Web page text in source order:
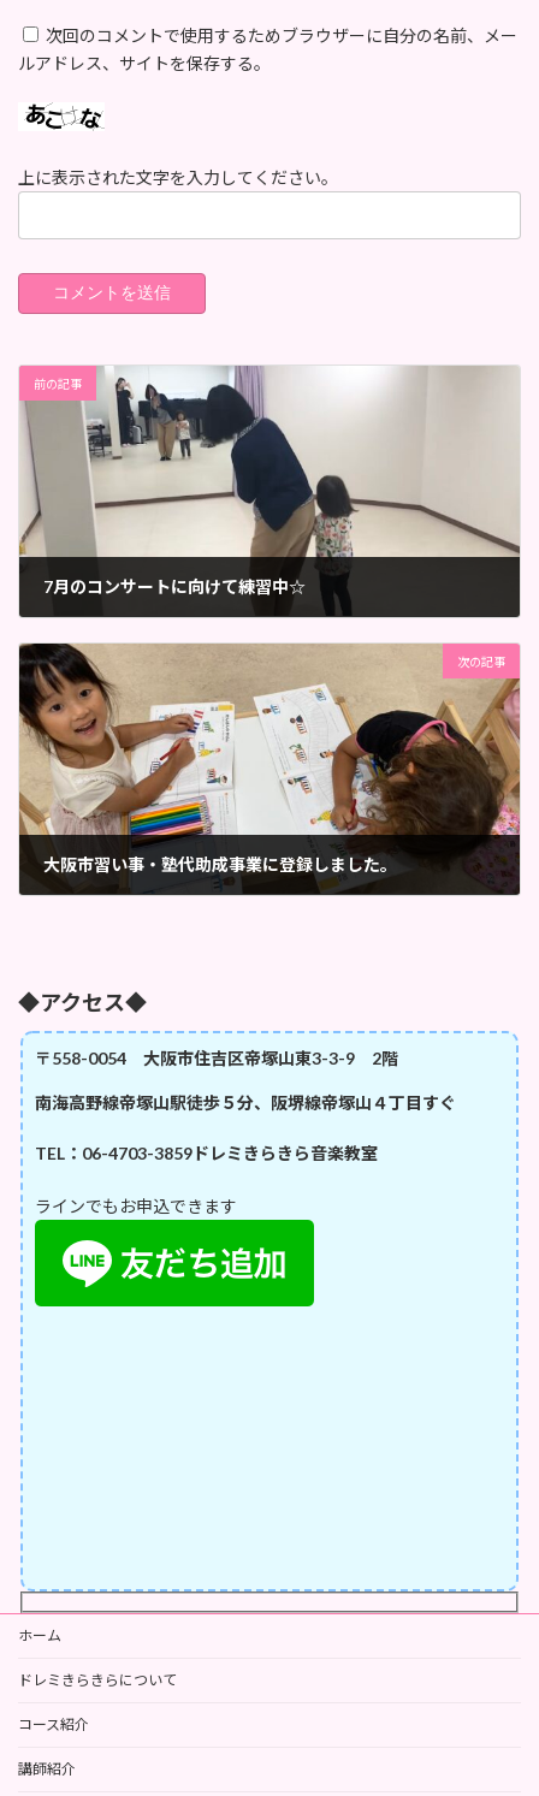
次回のコメントで使用するためブラウザーに自分の名前、メー
ルアドレス、サイトを保存する。
上に表示された文字を入力してください。
前の記事
7月のコンサートに向けて練習中☆
次の記事
大阪市習い事・塾代助成事業に登録しました。
◆アクセス◆
〒558-0054 大阪市住吉区帝塚山東3-3-9 2階
南海高野線帝塚山駅徒歩５分、阪堺線帝塚山４丁目すぐ
TEL：06-4703-3859ドレミきらきら音楽教室
ラインでもお申込できます
ホーム
ドレミきらきらについて
コース紹介
講師紹介